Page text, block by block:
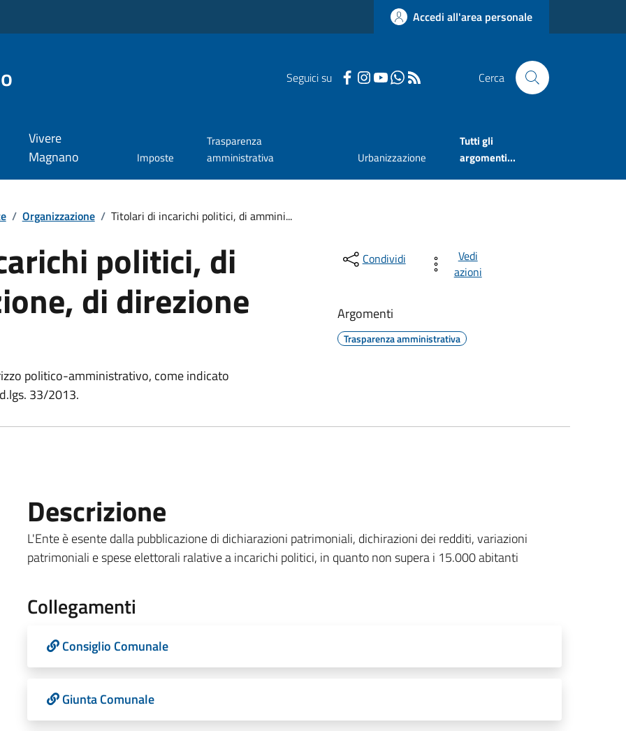
Accedi all'area personale
Seguici su Cerca
Vivere
Magnano
Imposte
Trasparenza
amministrativa
Urbanizzazione
Tutti gli
argomenti...
/ Organizzazione / Titolari di incarichi politici, di ammini...
politici, di
di direzione
politico-amministrativo, come indicato
33/2013.
Condividi
Vedi
azioni
Argomenti
Trasparenza amministrativa
Descrizione
L'Ente è esente dalla pubblicazione di dichiarazioni patrimoniali, dichirazioni dei redditi, variazioni
patrimoniali e spese elettorali ralative a incarichi politici, in quanto non supera i 15.000 abitanti
Collegamenti
Consiglio Comunale
Giunta Comunale